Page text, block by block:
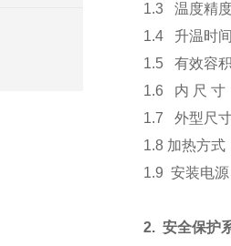
1.3
温度精
1.4
升温时
1.5
有效容
1.6
内 尺 寸
1.7
外型尺
1.8 加热方式
1.9 安装电
2. 安全保护